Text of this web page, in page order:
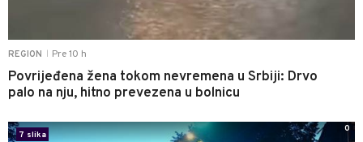
REGION Pre 10 h
Povrijeđena žena tokom nevremena u Srbiji: Drvo
palo na nju, hitno prevezena u bolnicu
7 slika
0